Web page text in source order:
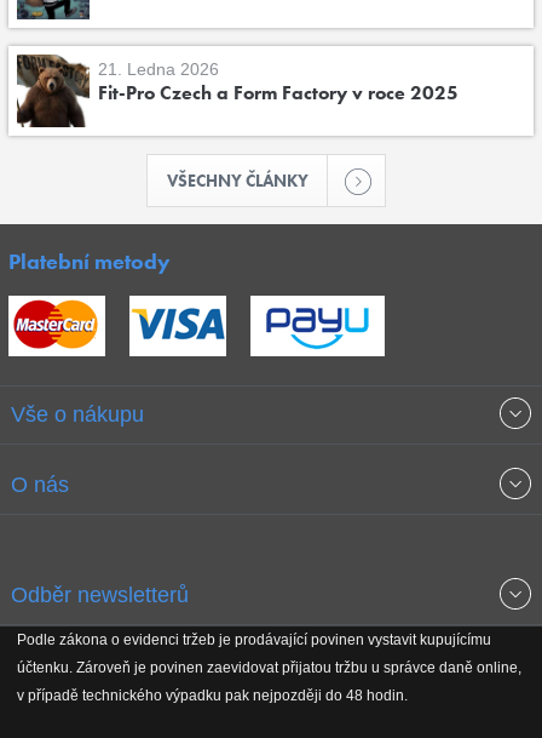
21. Ledna 2026
Fit-Pro Czech a Form Factory v roce 2025
VŠECHNY ČLÁNKY
Platební metody
Vše o nákupu
Obchodní podmínky
Reklamační řád
O nás
Koho podporujeme
Odběr newsletterů
Podle zákona o evidenci tržeb je prodávající povinen vystavit kupujícímu
účtenku. Zároveň je povinen zaevidovat přijatou tržbu u správce daně online,
v případě technického výpadku pak nejpozději do 48 hodin.